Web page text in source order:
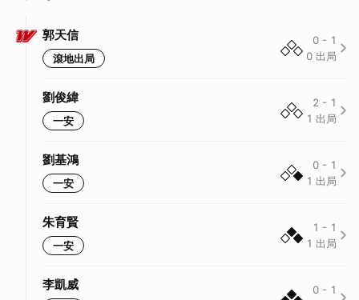
郭天信
滾地出局
0 - 1
0 出局
劉俊緯
一安
2 - 1
1 出局
劉基鴻
一安
0 - 1
1 出局
朱育賢
一安
1 - 1
1 出局
李凱威 0 - 1